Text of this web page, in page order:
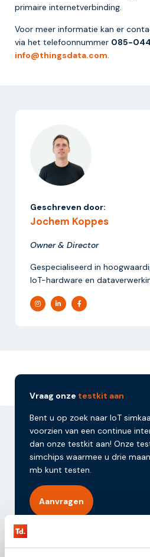
primaire internetverbinding.
Voor meer informatie kan er
via het telefoonnummer 085-
info@thingsdata.com.
Geschreven door:
Jochem Koppes
Owner & Director
Gespecialiseerd in
IoT-hardware en
Vraag onze testkit aan
Bent u op zoek naar IoT
voorzien van een continue
dan onze testkit aan! Onze
simchips waarmee u drie
mb kunt testen.
Aanvragen